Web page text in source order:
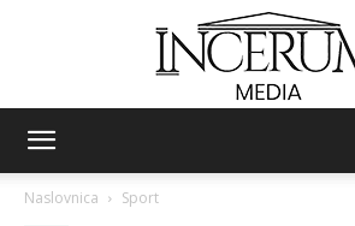
Naslovnica Sport